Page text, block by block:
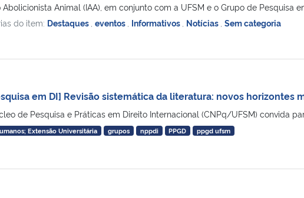
Animal (IAA), em conjunto com a UFSM e o Grupo de Pesquisa
do item: Destaques eventos Informativos Notícias Sem categoria
em DI] Revisão sistemática da literatura: novos horizontes
de Pesquisa e Práticas em Direito Internacional (CNPq/UFSM) convida
Extensão Universitária grupos nppdi PPGD ppgd ufsm